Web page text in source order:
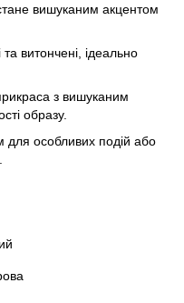
вишуканим акцентом
та витончені, ідеально
з вишуканим
образу.
для особливих подій або